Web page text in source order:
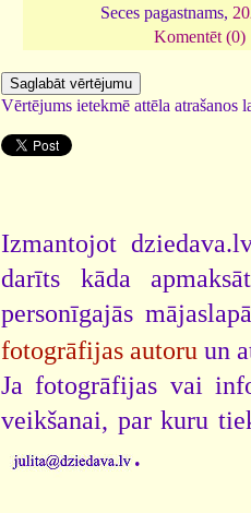
Seces pagastnams,
Komentēt (0)
Vērtējums ietekmē attēla atrašanos
Izmantojot
darīts kāda
personīgajās
fotogrāfijas autoru un
Ja fotogrāfijas vai
veikšanai, par kuru
.